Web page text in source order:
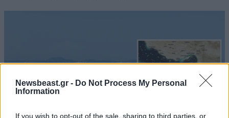
Newsbeast.gr - Do Not Process My Personal
Information
If you wish to opt-out of the sale, sharing to third parties, or